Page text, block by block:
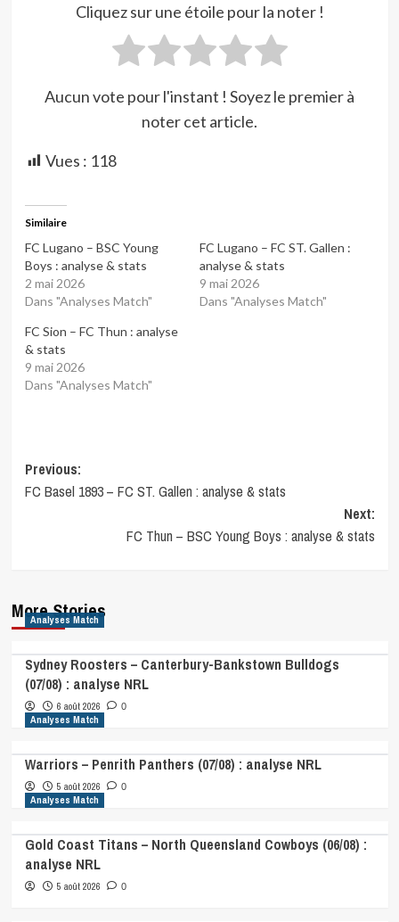
Cliquez sur une étoile pour la noter !
Aucun vote pour l'instant ! Soyez le premier à
noter cet article.
Vues : 118
Similaire
FC Lugano – BSC Young
Boys : analyse & stats
2 mai 2026
Dans "Analyses Match"
FC Lugano – FC ST. Gallen :
analyse & stats
9 mai 2026
Dans "Analyses Match"
FC Sion – FC Thun : analyse
& stats
9 mai 2026
Dans "Analyses Match"
Post
navigation
Previous:
FC Basel 1893 – FC ST. Gallen : analyse & stats
Next:
FC Thun – BSC Young Boys : analyse & stats
More Stories
Analyses Match
Sydney Roosters – Canterbury-Bankstown Bulldogs
(07/08) : analyse NRL
6 août 2026 0
Analyses Match
Warriors – Penrith Panthers (07/08) : analyse NRL
5 août 2026 0
Analyses Match
Gold Coast Titans – North Queensland Cowboys (06/08) :
analyse NRL
5 août 2026 0